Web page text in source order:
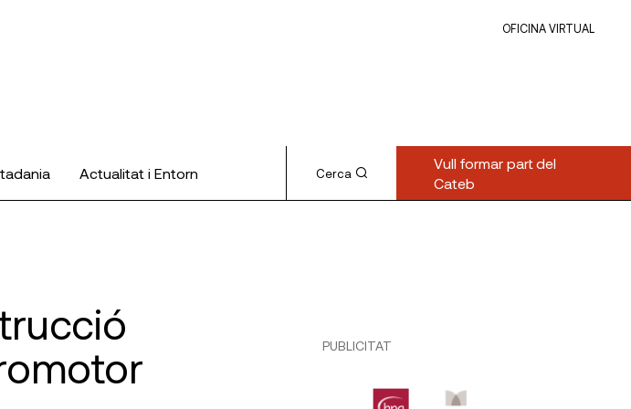
OFICINA VIRTUAL
Actualitat i Entorn Cerca
Vull formar part del
Cateb
PUBLICITAT